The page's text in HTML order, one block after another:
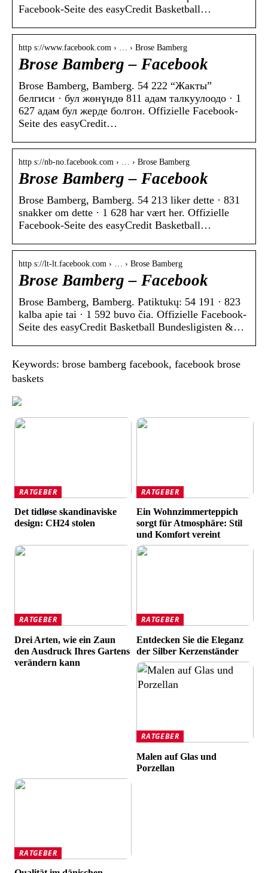
Facebook-Seite des easyCredit Basketball…
http s://www.facebook.com › … › Brose Bamberg
Brose Bamberg – Facebook
Brose Bamberg, Bamberg. 54 222 “Жакты”
белгиси · бул жөнүндө 811 адам талкуулоодо · 1
627 адам бул жерде болгон. Offizielle Facebook-
Seite des easyCredit…
http s://nb-no.facebook.com › … › Brose Bamberg
Brose Bamberg – Facebook
Brose Bamberg, Bamberg. 54 213 liker dette · 831
snakker om dette · 1 628 har vært her. Offizielle
Facebook-Seite des easyCredit Basketball…
http s://lt-lt.facebook.com › … › Brose Bamberg
Brose Bamberg – Facebook
Brose Bamberg, Bamberg. Patiktukų: 54 191 · 823
kalba apie tai · 1 592 buvo čia. Offizielle Facebook-
Seite des easyCredit Basketball Bundesligisten &…
Keywords: brose bamberg facebook, facebook brose
baskets
RATGEBER
Det tidløse skandinaviske
design: CH24 stolen
RATGEBER
Ein Wohnzimmerteppich
sorgt für Atmosphäre: Stil
und Komfort vereint
RATGEBER
Drei Arten, wie ein Zaun
den Ausdruck Ihres Gartens
verändern kann
RATGEBER
Entdecken Sie die Eleganz
der Silber Kerzenständer
RATGEBER
Malen auf Glas und
Porzellan
RATGEBER